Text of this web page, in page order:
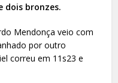
dois bronzes.
Mendonça veio com
por outro
correu em 11s23 e